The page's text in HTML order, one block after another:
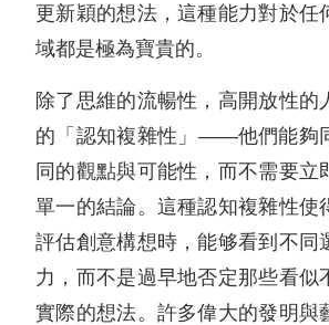
更新穎的想法，這種能力對於任
域都是極為寶貴的。
除了思維的流暢性，高開放性的
的「認知複雜性」——他們能夠
同的觀點與可能性，而不需要立
單一的結論。這種認知複雜性使
評估創意構想時，能够看到不同
力，而不是過早地否定那些看似
實際的想法。許多偉大的發明與